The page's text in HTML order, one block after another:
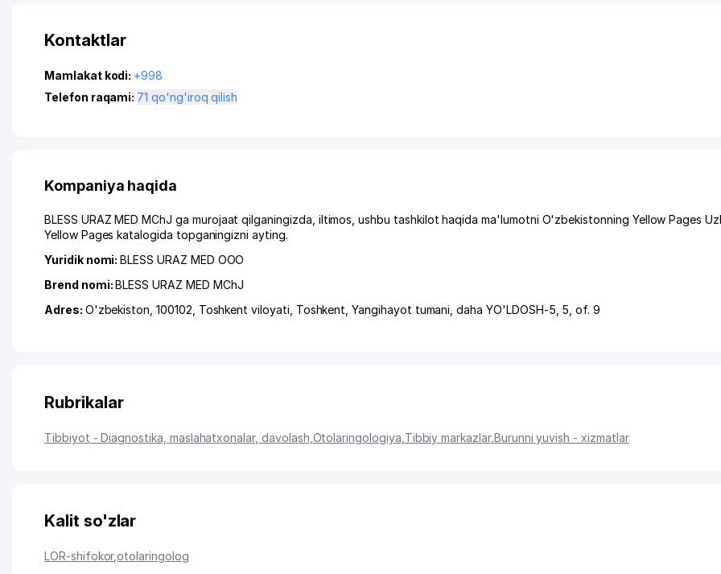
Kontaktlar
Mamlakat kodi: +998
Telefon raqami:
71 qo'ng'iroq qilish
Kompaniya haqida
BLESS URAZ MED MChJ ga murojaat qilganingizda, iltimos, ushbu tashkilot haqida ma'lumotni O'zbekistonning Yellow Pages
Yellow Pages katalogida topganingizni ayting.
Yuridik nomi:BLESS URAZ MED ООО
Brend nomi:BLESS URAZ MED MChJ
Adres: O'zbekiston, 100102, Toshkent viloyati Toshkent ,Yangihayot tumani ,daha YO'LDOSH-5 , 5, of. 9
Rubrikalar
Tibbiyot - Diagnostika, maslahatxonalar, davolash Otolaringologiya Tibbiy markazlar,Burunni yuvish - xizmatlar
Kalit so'zlar
LOR-shifokor,otolaringolog